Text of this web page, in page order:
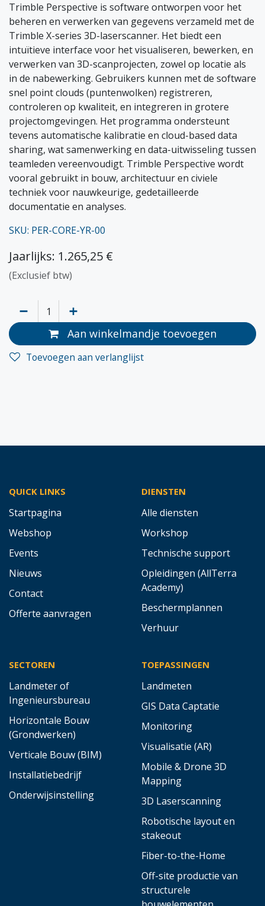
Trimble Perspective is software ontworpen voor het
beheren en verwerken van gegevens verzameld met de
Trimble X-series 3D-laserscanner. Het biedt een
intuïtieve interface voor het visualiseren, bewerken, en
verwerken van 3D-scanprojecten, zowel op locatie als
in de nabewerking. Gebruikers kunnen met de software
snel point clouds (puntenwolken) registreren,
controleren op kwaliteit, en integreren in grotere
projectomgevingen. Het programma ondersteunt
tevens automatische kalibratie en cloud-based data
sharing, wat samenwerking en data-uitwisseling tussen
teamleden vereenvoudigt. Trimble Perspective wordt
vooral gebruikt in bouw, architectuur en civiele
techniek voor nauwkeurige, gedetailleerde
documentatie en analyses.
SKU: PER-CORE-YR-00
Jaarlijks: 1.265,25 €
(Exclusief btw)
Aan winkelmandje toevoegen
Toevoegen aan verlanglijst
QUICK LINKS
Startpagina
Webshop
Events
Nieuws
Contact
Offerte aanvragen
DIENSTEN
Alle diensten
Workshop
Technische support
Opleidingen (AllTerra
Academy)
Beschermplannen
Verhuur
SECTOREN
Landmeter of
Ingenieursbureau
Horizontale Bouw
(Grondwerken)
Verticale Bouw (BIM)
Installatiebedrijf
Onderwijsinstelling
TOEPASSINGEN
Landmeten
GIS Data Captatie
Monitoring
Visualisatie (AR)
Mobile & Drone 3D
Mapping
3D Laserscanning
Robotische layout en
stakeout
Fiber-to-the-Home
Off-site productie van
structurele